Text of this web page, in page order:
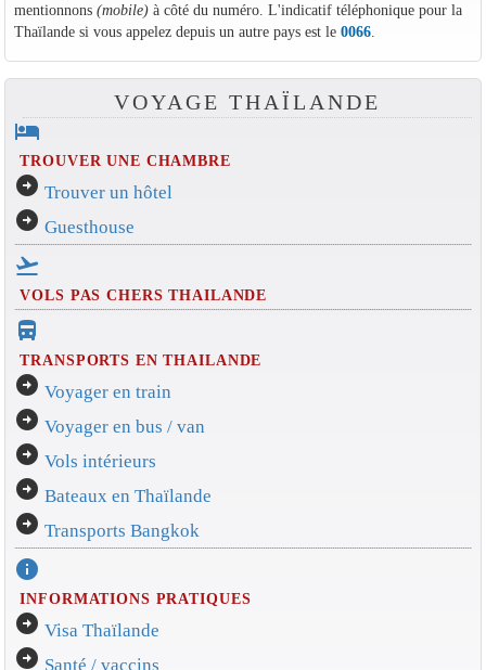
mentionnons (mobile)à côté du numéro. L'indicatif téléphonique pour la
Thaïlande si vous appelez depuis un autre pays est le 0066.
VOYAGE THAÏLANDE
hotel
TROUVER UNE CHAMBRE
arrow_circle_right Trouver un hôtel
arrow_circle_right Guesthouse
flight_takeoff
VOLS PAS CHERS THAILANDE
directions_bus_filled
TRANSPORTS EN THAILANDE
arrow_circle_right Voyager en train
arrow_circle_right Voyager en bus / van
arrow_circle_right Vols intérieurs
arrow_circle_right Bateaux en Thaïlande
arrow_circle_right Transports Bangkok
info
INFORMATIONS PRATIQUES
arrow_circle_right Visa Thaïlande
arrow_circle_right Santé / vaccins